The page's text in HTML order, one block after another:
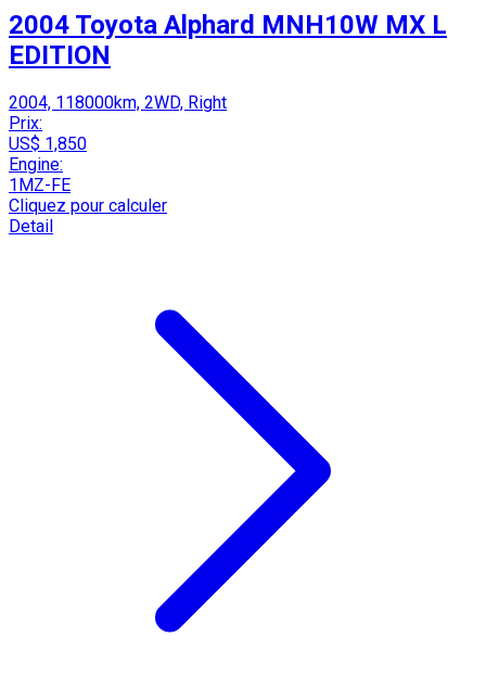
2004 Toyota Alphard MNH10W MX L
EDITION
2004, 118000km, 2WD, Right
Prix:
US$ 1,850
Engine:
1MZ-FE
Cliquez pour calculer
Detail